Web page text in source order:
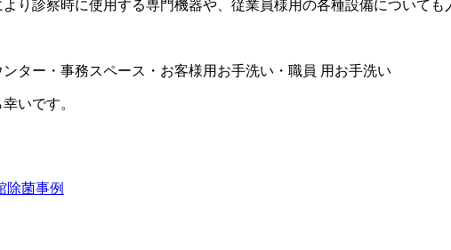
り診察時に使用する専門機器や、従業員様用の各種設備についても
ター・事務スペース・お客様用お手洗い・職員 用お手洗い
いです。
除菌事例